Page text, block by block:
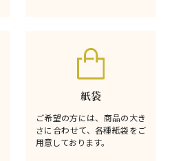
紙袋
ご希望の方には、商品の大き
さに合わせて、各種紙袋をご
用意しております。